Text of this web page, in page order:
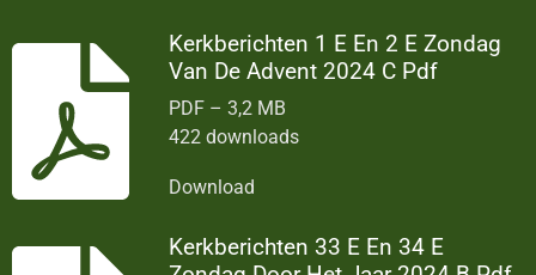
Kerkberichten 1 E En 2 E Zondag
Van De Advent 2024 C Pdf
PDF – 3,2 MB
422 downloads
Download
Kerkberichten 33 E En 34 E